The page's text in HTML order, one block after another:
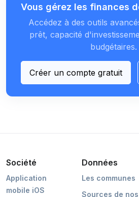
Vous gérez les finances
Accédez à des outils
prêt, capacité
budgétaires.
Créer un compte gratuit
Société
Application
mobile iOS
Données
Les communes
Sources de nos